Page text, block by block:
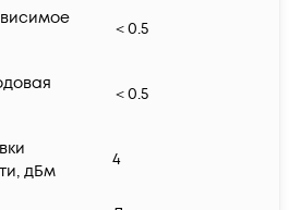
＜0.5
＜0.5
дБм
4